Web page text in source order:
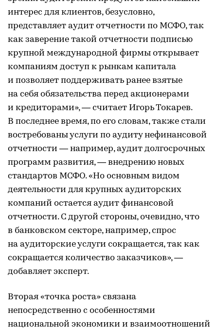
интерес для клиентов, безусловно,
представляет аудит отчетности по МСФО, так
как заверение такой отчетности подписью
крупной международной фирмы открывает
компаниям доступ к рынкам капитала
и позволяет поддерживать ранее взятые
на себя обязательства перед акционерами
и кредиторами», — считает Игорь Токарев.
В последнее время, по его словам, также стали
востребованы услуги по аудиту нефинансовой
отчетности — например, аудит долгосрочных
программ развития, — внедрению новых
стандартов МСФО. «Но основным видом
деятельности для крупных аудиторских
компаний остается аудит финансовой
отчетности. С другой стороны, очевидно, что
в банковском секторе, например, спрос
на аудиторские услуги сокращается, так как
сокращается количество заказчиков», —
добавляет эксперт.
Вторая «точка роста» связана
непосредственно с особенностями
национальной экономики и взаимоотношений